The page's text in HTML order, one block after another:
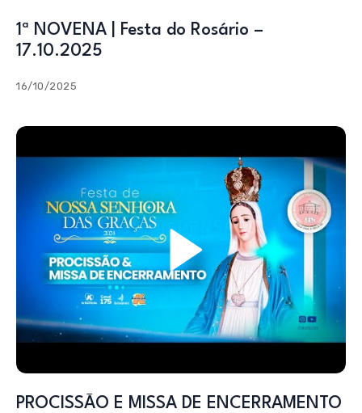
1ª NOVENA | Festa do Rosário –
17.10.2025
16/10/2025
PROCISSÃO E MISSA DE ENCERRAMENTO